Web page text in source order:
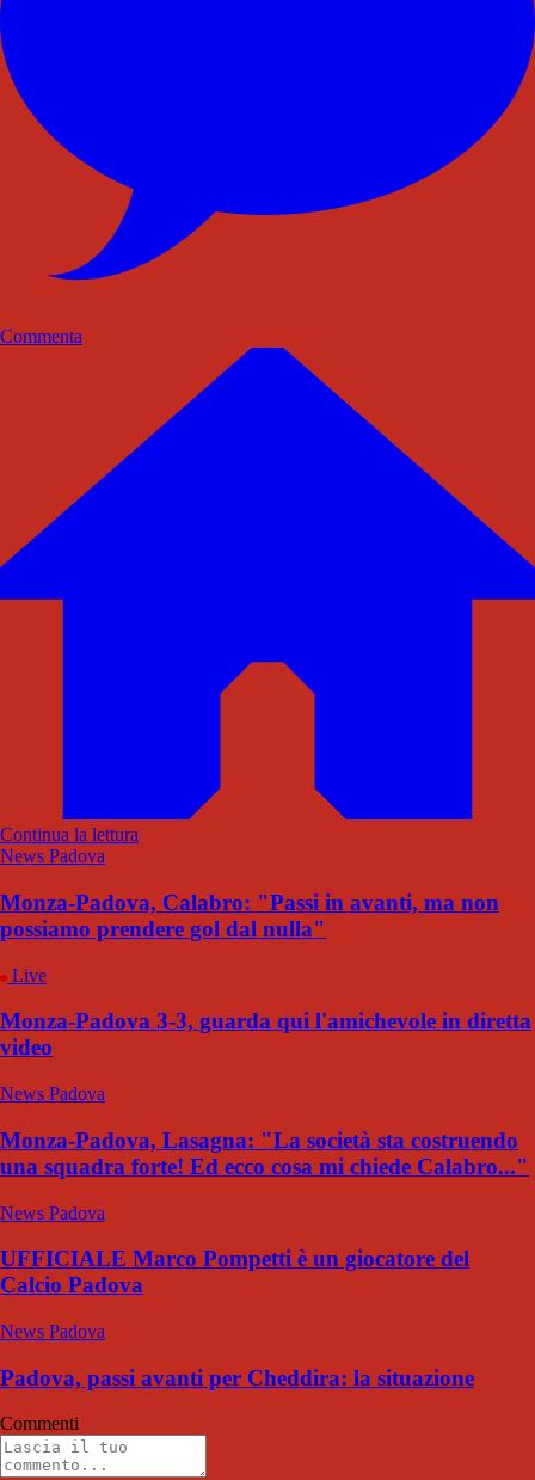
Commenta
Continua la lettura
News Padova
Monza-Padova, Calabro: "Passi in avanti, ma non
possiamo prendere gol dal nulla"
Live
Monza-Padova 3-3, guarda qui l'amichevole in diretta
video
News Padova
Monza-Padova, Lasagna: "La società sta costruendo
una squadra forte! Ed ecco cosa mi chiede Calabro..."
News Padova
UFFICIALE Marco Pompetti è un giocatore del
Calcio Padova
News Padova
Padova, passi avanti per Cheddira: la situazione
Commenti